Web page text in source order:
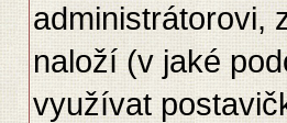
administrátorovi,
naloží (v jaké
využívat